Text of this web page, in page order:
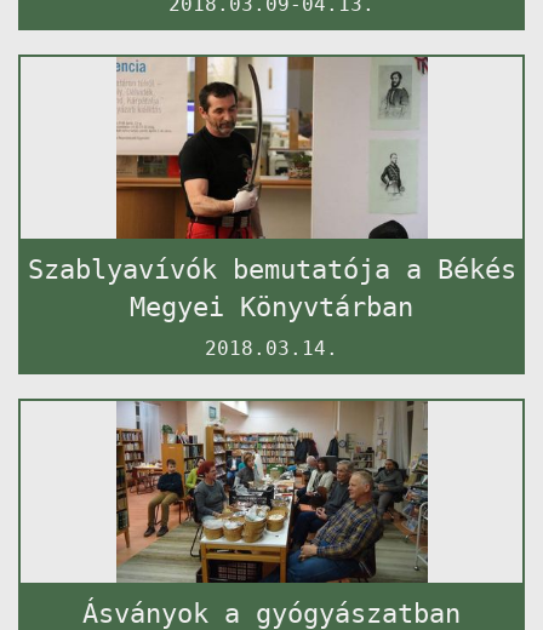
Szablyavívók bemutatója a Békés
Megyei Könyvtárban
2018.03.14.
Ásványok a gyógyászatban